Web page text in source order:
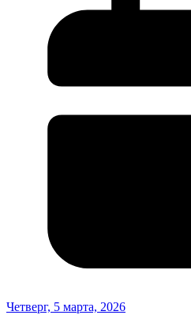
Четверг, 5 марта, 2026